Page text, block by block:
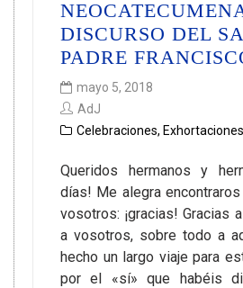
DISCURSO DEL
PADRE
mayo 5, 2018
AdJ
Celebraciones, Exhortaciones
Queridos hermanos y
días! Me alegra
vosotros: ¡gracias! Gracias
a vosotros, sobre todo a
hecho un largo viaje para
por el «sí» que habéis